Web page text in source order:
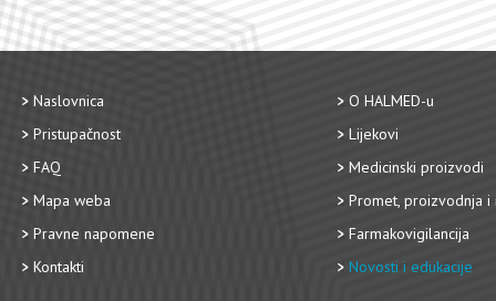
Naslovnica
Pristupačnost
FAQ
Mapa weba
Pravne napomene
Kontakti
O HALMED-u
Lijekovi
Medicinski proizvodi
Promet, proizvodnja i
Farmakovigilancija
Novosti i edukacije